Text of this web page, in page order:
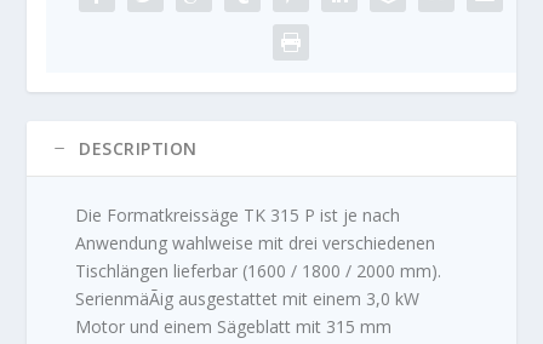
DESCRIPTION
Die Formatkreissäge TK 315 P ist je nach
Anwendung wahlweise mit drei verschiedenen
Tischlängen lieferbar (1600 / 1800 / 2000 mm).
SerienmäÃig ausgestattet mit einem 3,0 kW
Motor und einem Sägeblatt mit 315 mm